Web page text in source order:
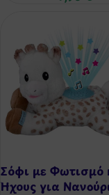
Σόφι με Φωτισμό
Ήχους για